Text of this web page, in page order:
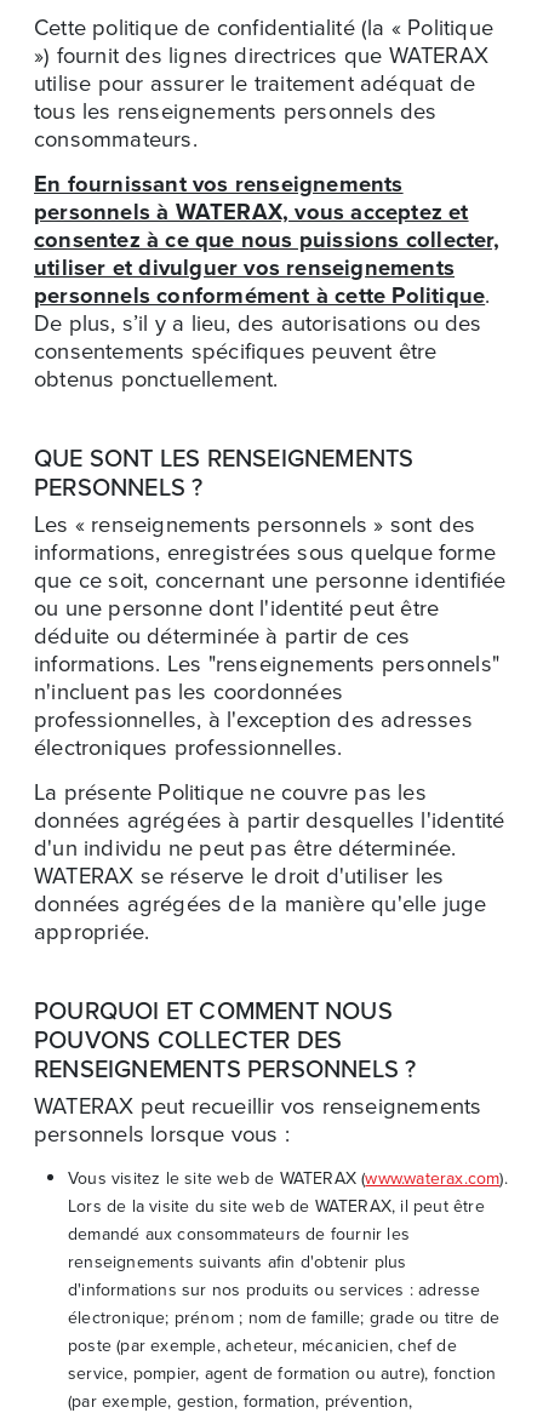
Cette politique de confidentialité (la « Politique
») fournit des lignes directrices que WATERAX
utilise pour assurer le traitement adéquat de
tous les renseignements personnels des
consommateurs.
En fournissant vos renseignements
personnels à WATERAX, vous acceptez et
consentez à ce que nous puissions collecter,
utiliser et divulguer vos renseignements
personnels conformément à cette Politique.
De plus, s’il y a lieu, des autorisations ou des
consentements spécifiques peuvent être
obtenus ponctuellement.
QUE SONT LES RENSEIGNEMENTS
PERSONNELS ?
Les « renseignements personnels » sont des
informations, enregistrées sous quelque forme
que ce soit, concernant une personne identifiée
ou une personne dont l'identité peut être
déduite ou déterminée à partir de ces
informations. Les "renseignements personnels"
n'incluent pas les coordonnées
professionnelles, à l'exception des adresses
électroniques professionnelles.
La présente Politique ne couvre pas les
données agrégées à partir desquelles l'identité
d'un individu ne peut pas être déterminée.
WATERAX se réserve le droit d'utiliser les
données agrégées de la manière qu'elle juge
appropriée.
POURQUOI ET COMMENT NOUS
POUVONS COLLECTER DES
RENSEIGNEMENTS PERSONNELS ?
WATERAX peut recueillir vos renseignements
personnels lorsque vous :
Vous visitez le site web de WATERAX (www.waterax.com).
Lors de la visite du site web de WATERAX, il peut être
demandé aux consommateurs de fournir les
renseignements suivants afin d'obtenir plus
d'informations sur nos produits ou services : adresse
électronique; prénom ; nom de famille; grade ou titre de
poste (par exemple, acheteur, mécanicien, chef de
service, pompier, agent de formation ou autre), fonction
(par exemple, gestion, formation, prévention,